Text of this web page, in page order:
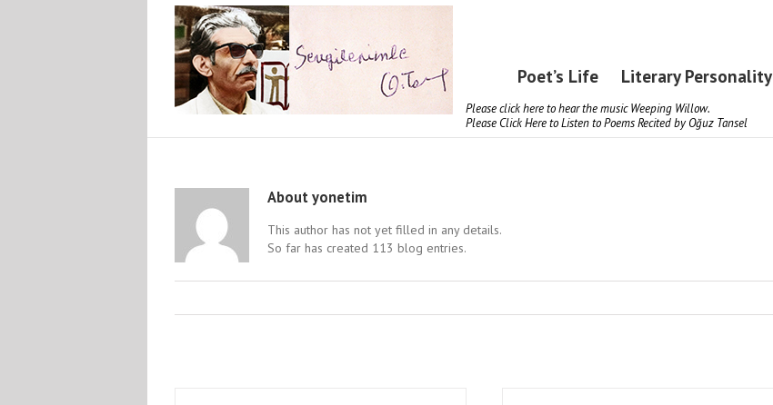
Please click here to hear the music Weeping Willow.
Please Click Here to Listen to Poems Recited by Oğuz Tansel
Poet’s Life Literary Personality
Aboutyonetim
This author has not yet filled in any details.
So far has created 113 blog entries.